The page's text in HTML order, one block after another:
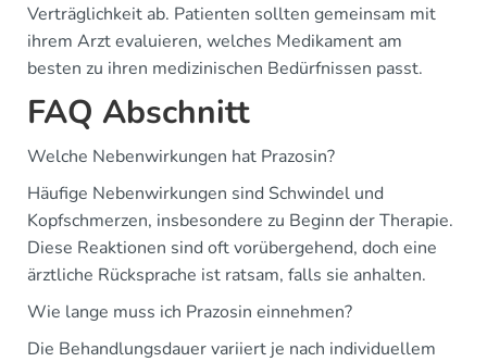
Verträglichkeit ab. Patienten sollten gemeinsam mit
ihrem Arzt evaluieren, welches Medikament am
besten zu ihren medizinischen Bedürfnissen passt.
FAQ Abschnitt
Welche Nebenwirkungen hat Prazosin?
Häufige Nebenwirkungen sind Schwindel und
Kopfschmerzen, insbesondere zu Beginn der Therapie.
Diese Reaktionen sind oft vorübergehend, doch eine
ärztliche Rücksprache ist ratsam, falls sie anhalten.
Wie lange muss ich Prazosin einnehmen?
Die Behandlungsdauer variiert je nach individuellem